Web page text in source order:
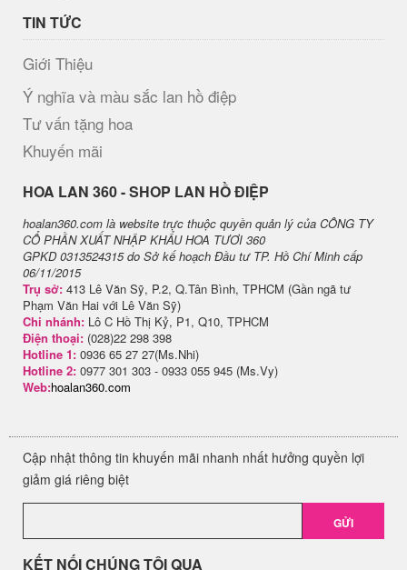
TIN TỨC
Giới Thiệu
Ý nghĩa và màu sắc lan hồ điệp
Tư vấn tặng hoa
Khuyến mãi
H​OA LAN 360 - SHOP LAN HỒ ĐIỆP
hoalan360.com là website trực thuộc quyền quản lý của CÔNG TY
CỔ PHẦN XUẤT NHẬP KHẨU HOA TƯƠI 360
GPKD 0313524315 do Sở kế hoạch Đầu tư TP. Hồ Chí Minh cấp
06/11/2015
Trụ sở: 413 Lê Văn Sỹ, P.2, Q.Tân Bình, TPHCM (Gần ngã tư
Phạm Văn Hai với Lê Văn Sỹ)
Chi nhánh: Lô C Hồ Thị Kỷ, P1, Q10, TPHCM
Điện thoại: (028)22 298 398
Hotline 1: 0936 65 27 27(Ms.Nhi)
Hotline 2: 0977 301 303 - 0933 055 945 (Ms.Vy)
Web:hoalan360.com
Cập nhật thông tin khuyến mãi nhanh nhất hưởng quyền lợi
giảm giá riêng biệt
GỬI
KẾT NỐI CHÚNG TÔI QUA